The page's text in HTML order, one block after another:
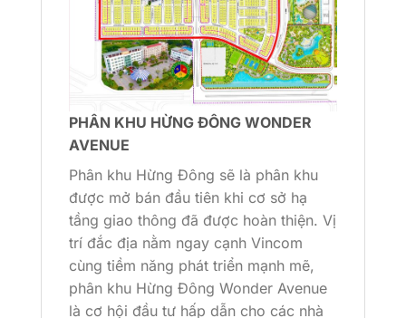
PHÂN KHU HỪNG ĐÔNG WONDER
AVENUE
Phân khu Hừng Đông sẽ là phân khu
được mở bán đầu tiên khi cơ sở hạ
tầng giao thông đã được hoàn thiện. Vị
trí đắc địa nằm ngay cạnh Vincom
cùng tiềm năng phát triển mạnh mẽ,
phân khu Hừng Đông Wonder Avenue
là cơ hội đầu tư hấp dẫn cho các nhà